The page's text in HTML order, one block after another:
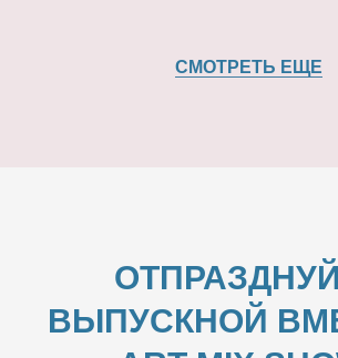
СМОТРЕТЬ ЕЩЕ
ВЫПУСКНОЙ